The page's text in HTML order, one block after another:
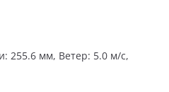
255.6 мм, Ветер: 5.0 м/с,